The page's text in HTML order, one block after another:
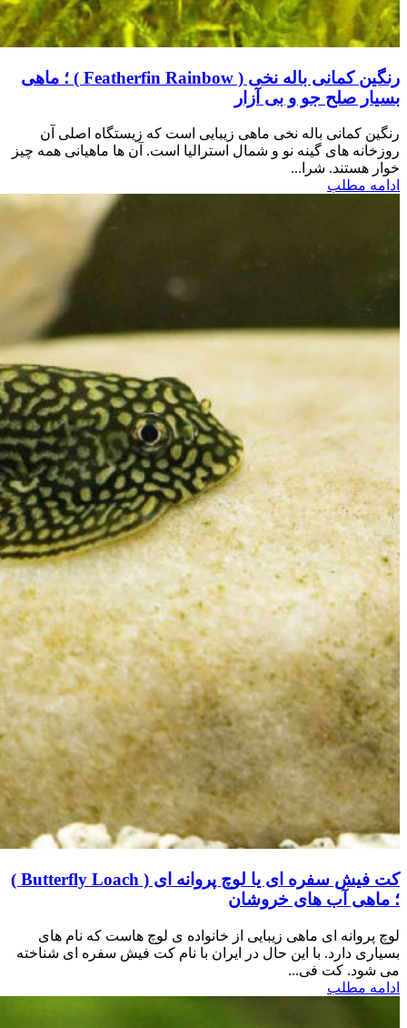
رنگین کمانی باله نخی ( Featherfin Rainbow ) ؛ ماهی
بسیار صلح جو و بی آزار
رنگین کمانی باله نخی ماهی زیبایی است که زیستگاه اصلی آن
روزخانه های گینه نو و شمال استرالیا است. آن ها ماهیانی همه چیز
خوار هستند. شرا...
ادامه مطلب
کت فیش سفره ای یا لوچ پروانه ای ( Butterfly Loach )
؛ ماهی آب های خروشان
لوچ پروانه ای ماهی زیبایی از خانواده ی لوچ هاست که نام های
بسیاری دارد. با این حال در ایران با نام کت فیش سفره ای شناخته
می شود. کت فی...
ادامه مطلب